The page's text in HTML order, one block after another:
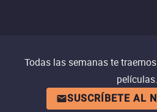
Todas las semanas te
películas.
SUSCRÍBETE AL